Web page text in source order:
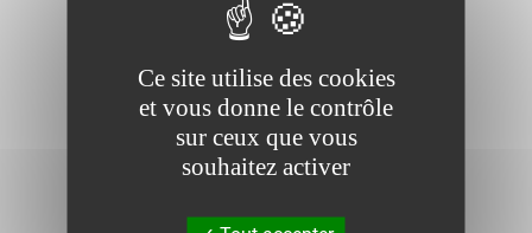
Ce site utilise des cookies
et vous donne le contrôle
sur ceux que vous
souhaitez activer